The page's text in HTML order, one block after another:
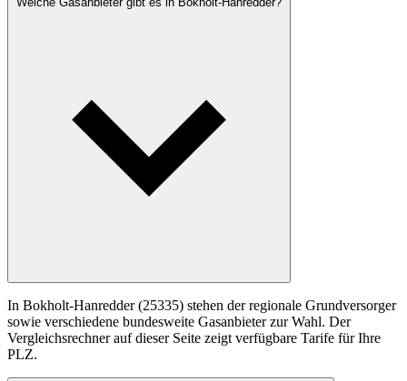
In Bokholt-Hanredder (25335) stehen der regionale Grundversorger
sowie verschiedene bundesweite Gasanbieter zur Wahl. Der
Vergleichsrechner auf dieser Seite zeigt verfügbare Tarife für Ihre
PLZ.